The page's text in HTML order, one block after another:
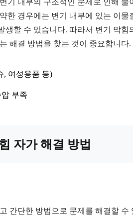
기 내부의 구조적인 문제로 인해 물
한 경우에는 변기 내부에 있는 이물
생할 수 있습니다. 따라서 변기 막힘
해결 방법을 찾는 것이 중요합니다.
, 여성용품 등)
부족
자가 해결 방법
간단한 방법으로 문제를 해결할 수